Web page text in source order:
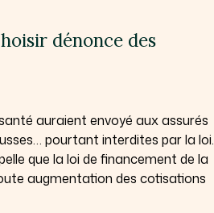
dénonce des
auraient envoyé aux assurés
pourtant interdites par la loi.
que la loi de financement de la
augmentation des cotisations